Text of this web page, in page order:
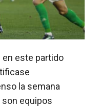
este partido
la semana
equipos